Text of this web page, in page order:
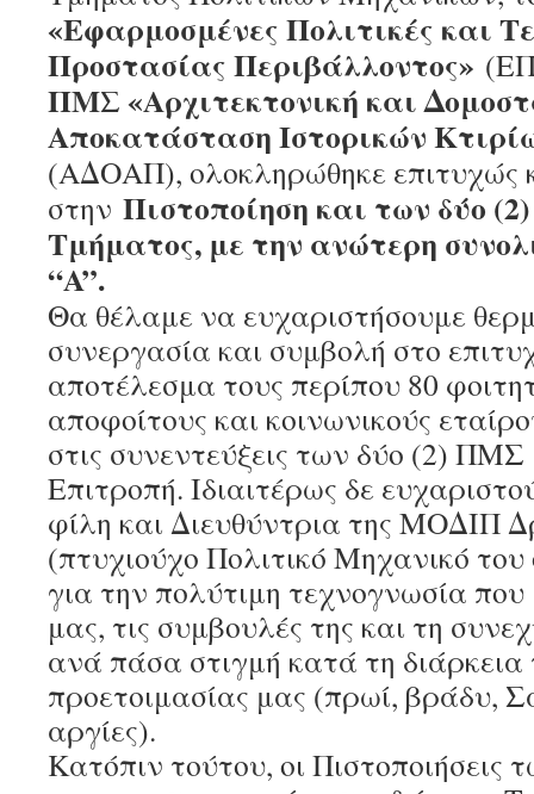
«Εφαρμοσμένες Πολιτικές και
Προστασίας Περιβάλλοντος»
ΠΜΣ «Αρχιτεκτονική και
Αποκατάσταση Ιστορικών
(ΑΔΟΑΠ), ολοκληρώθηκε επιτυχώς
στην Πιστοποίηση και των δύο
Τμήματος, με την ανώτερη
“A”.
Θα θέλαμε να ευχαριστήσουμε
συνεργασία και συμβολή στο
αποτέλεσμα τους περίπου 80
αποφοίτους και κοινωνικούς
στις συνεντεύξεις των δύο (2)
Επιτροπή. Ιδιαιτέρως δε
φίλη και Διευθύντρια της ΜΟΔΙΠ
(πτυχιούχο Πολιτικό Μηχανικό του
για την πολύτιμη τεχνογνωσία που
μας, τις συμβουλές της και τη
ανά πάσα στιγμή κατά τη διάρκεια
προετοιμασίας μας (πρωί, βράδυ,
αργίες).
Κατόπιν τούτου, οι Πιστοποιήσεις